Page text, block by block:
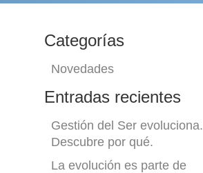
Categorías
Novedades
Entradas recientes
Gestión del Ser evoluciona.
Descubre por qué.
La evolución es parte de